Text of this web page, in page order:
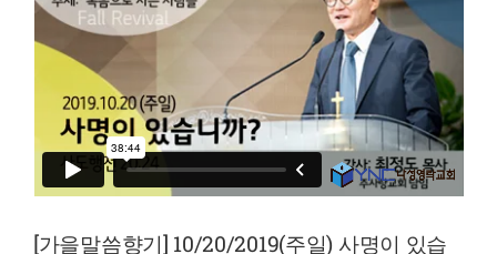
[가을말씀향기] 10/20/2019(주일) 사명이 있습